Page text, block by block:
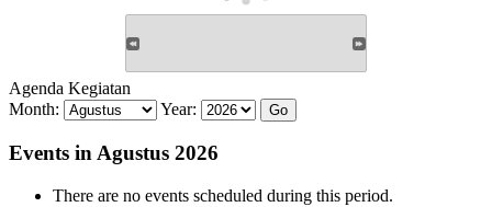
Agenda Kegiatan
Month:
Year:
Events in Agustus 2026
There are no events scheduled during this period.